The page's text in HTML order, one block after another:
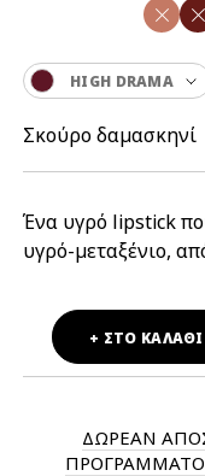
Ένα υγρό lipstick
υγρό-μεταξένιο,
HIGH DRAMA
Σκούρο δαμασκηνί
+ ΣΤΟ ΚΑΛΑΘΙ
ΔΩΡΕΑΝ
ΠΡΟΓΡΑΜΜΑΤΟΣ